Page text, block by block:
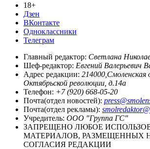
18+
Дзен
ВКонтакте
Одноклассники
Телеграм
Главный редактор: Светлана
Шеф-редактор: Евгений Валерьевич
Адрес редакции: 214000,Смоленская
Октябрьской революции, д.14а
Телефон: +7 (920) 668-05-20
Почта(отдел новостей):
Почта(отдел рекламы):
Учредитель: ООО "Группа ГС"
ЗАПРЕЩЕНО ЛЮБОЕ
МАТЕРИАЛОВ, РАЗМЕЩЕННЫХ
СОГЛАСИЯ РЕДАКЦИИ